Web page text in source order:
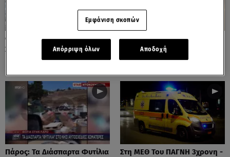
Φωτιές: Στάχτη Το Πράσινο
Στολίδι Της Δυτικής Αττικής
Πόρτο Ράφτη: Bίντεο
Ντοκουμέντο Από Το
Θανατηφόρο Τροχαίο
Πάρος: Τα Διάσπαρτα Φυτίλια
Στη ΜΕΘ Του ΠΑΓΝΗ 3χρονη -
Εμφάνιση σκοπών
Απόρριψη όλων Αποδοχή